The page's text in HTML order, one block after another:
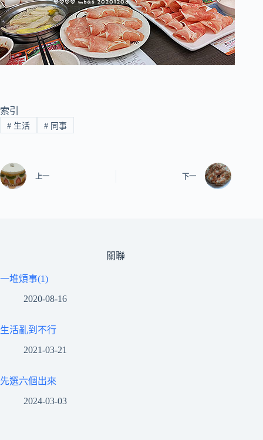
索引
#生活 #同事
上一 下一
關聯
一堆煩事(1)
2020-08-16
生活亂到不行
2021-03-21
先選六個出來
2024-03-03